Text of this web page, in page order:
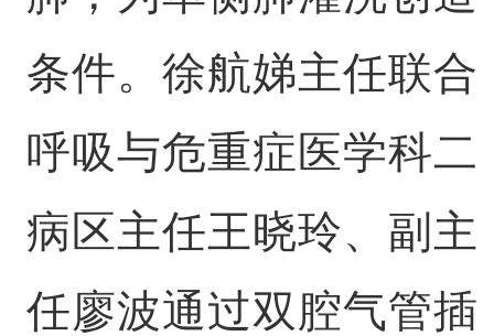
条件。徐航娣主任联合
呼吸与危重症医学科二
病区主任王晓玲、副主
任廖波通过双腔气管插